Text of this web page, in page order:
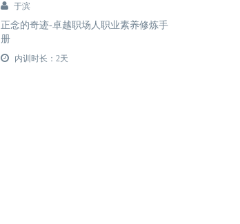
于滨
正念的奇迹-卓越职场人职业素养修炼手
册
内训时长：2天